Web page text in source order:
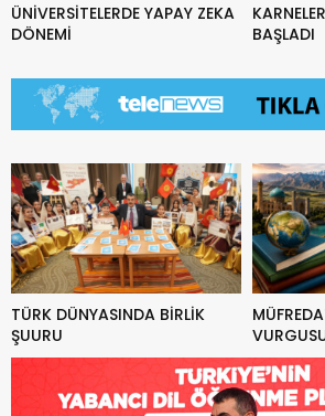
ÜNİVERSİTELERDE YAPAY ZEKA
DÖNEMİ
BAŞLADI
TÜRK DÜNYASINDA BİRLİK
ŞUURU